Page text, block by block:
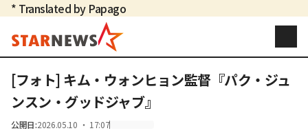
* Translated by Papago
[フォト] キム・ウォンヒョン監督『パク・ジュ
ンスン・グッドジャブ』
公開日:2026.05.10 ・ 17:07